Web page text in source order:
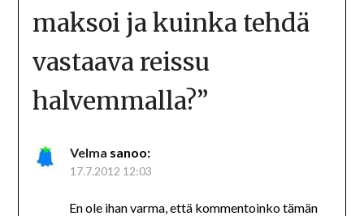
maksoi ja kuinka tehdä
vastaava reissu
halvemmalla?”
Velma sanoo:
17.7.2012 12:03
En ole ihan varma, että kommentoinko tämän